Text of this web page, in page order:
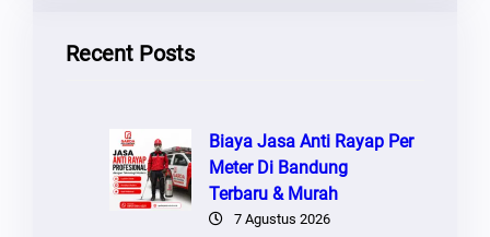
Recent Posts
Biaya Jasa Anti Rayap Per
Meter Di Bandung
Terbaru & Murah
7 Agustus 2026